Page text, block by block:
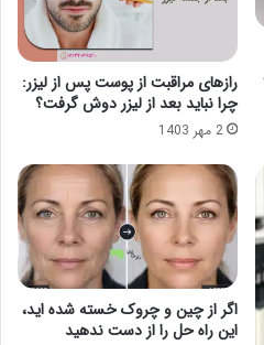
رازهای مراقبت از پوست پس از لیزر:
چرا نباید بعد از لیزر دوش گرفت؟
2 مهر 1403
اگر از چین و چروک خسته شده اید،
این راه حل را از دست ندهید